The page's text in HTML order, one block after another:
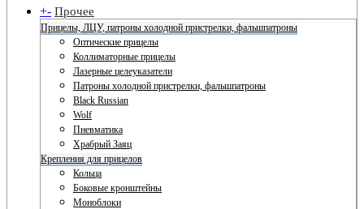
+- Прочее
Прицелы, ЛЦУ, патроны холодной пристрелки, фальшпатроны
Оптические прицелы
Коллиматорные прицелы
Лазерные целеуказатели
Патроны холодной пристрелки, фальшпатроны
Black Russian
Wolf
Пневматика
Храбрый Заяц
Крепления для прицелов
Кольца
Боковые кронштейны
Моноблоки